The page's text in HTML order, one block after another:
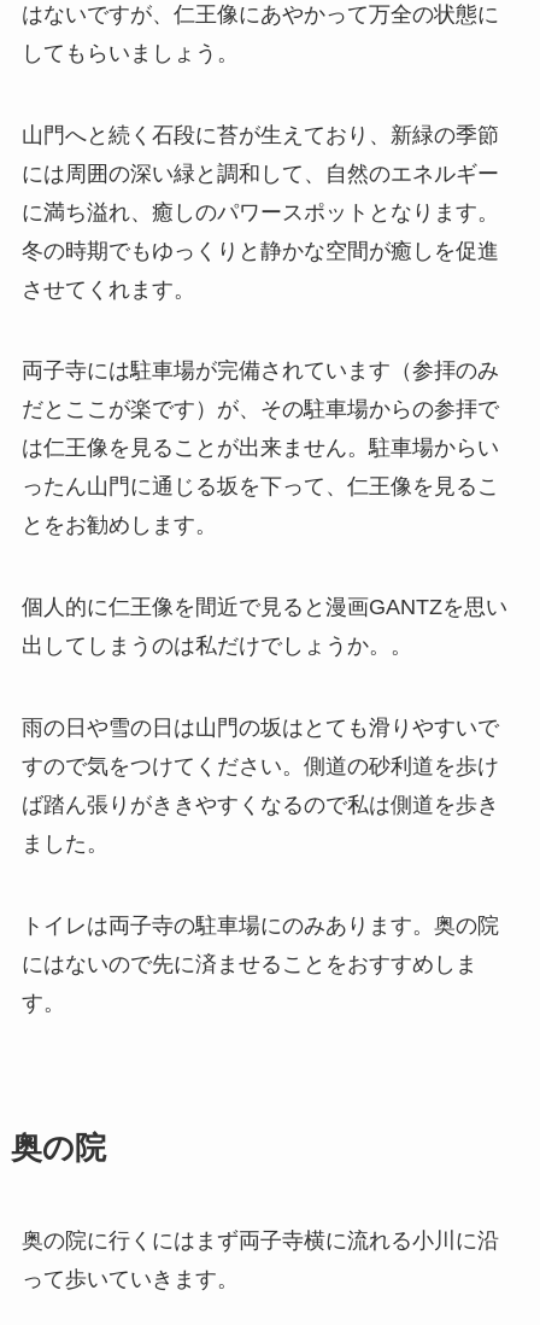
はないですが、仁王像にあやかって万全の状態に
してもらいましょう。
山門へと続く石段に苔が生えており、新緑の季節
には周囲の深い緑と調和して、自然のエネルギー
に満ち溢れ、癒しのパワースポットとなります。
冬の時期でもゆっくりと静かな空間が癒しを促進
させてくれます。
両子寺には駐車場が完備されています（参拝のみ
だとここが楽です）が、その駐車場からの参拝で
は仁王像を見ることが出来ません。駐車場からい
ったん山門に通じる坂を下って、仁王像を見るこ
とをお勧めします。
個人的に仁王像を間近で見ると漫画GANTZを思い
出してしまうのは私だけでしょうか。。
雨の日や雪の日は山門の坂はとても滑りやすいで
すので気をつけてください。側道の砂利道を歩け
ば踏ん張りがききやすくなるので私は側道を歩き
ました。
トイレは両子寺の駐車場にのみあります。奥の院
にはないので先に済ませることをおすすめしま
す。
奥の院
奥の院に行くにはまず両子寺横に流れる小川に沿
って歩いていきます。